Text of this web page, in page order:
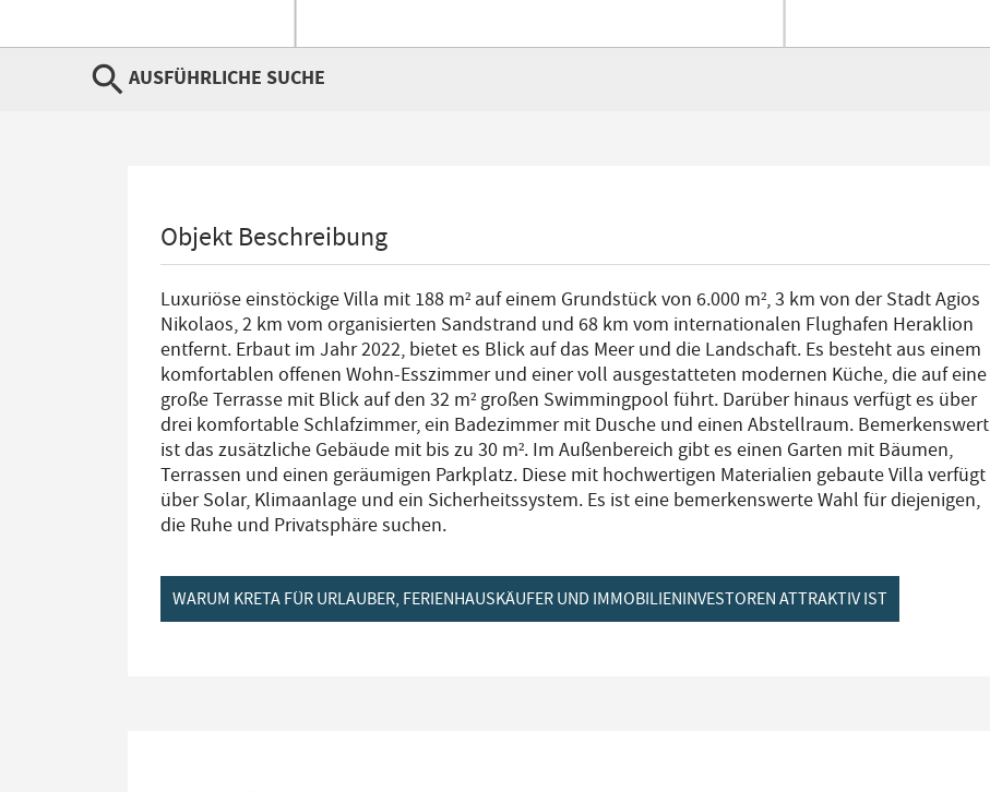
AUSFÜHRLICHE SUCHE
Objekt Beschreibung
Luxuriöse einstöckige Villa mit 188 m² auf einem Grundstück von 6.000 m², 3 km von der Stadt Agios
Nikolaos, 2 km vom organisierten Sandstrand und 68 km vom internationalen Flughafen Heraklion
entfernt. Erbaut im Jahr 2022, bietet es Blick auf das Meer und die Landschaft. Es besteht aus einem
komfortablen offenen Wohn-Esszimmer und einer voll ausgestatteten modernen Küche, die auf eine
große Terrasse mit Blick auf den 32 m² großen Swimmingpool führt. Darüber hinaus verfügt es über
drei komfortable Schlafzimmer, ein Badezimmer mit Dusche und einen Abstellraum. Bemerkenswert
ist das zusätzliche Gebäude mit bis zu 30 m². Im Außenbereich gibt es einen Garten mit Bäumen,
Terrassen und einen geräumigen Parkplatz. Diese mit hochwertigen Materialien gebaute Villa verfügt
über Solar, Klimaanlage und ein Sicherheitssystem. Es ist eine bemerkenswerte Wahl für diejenigen,
die Ruhe und Privatsphäre suchen.
WARUM KRETA FÜR URLAUBER, FERIENHAUSKÄUFER UND IMMOBILIENINVESTOREN ATTRAKTIV IST